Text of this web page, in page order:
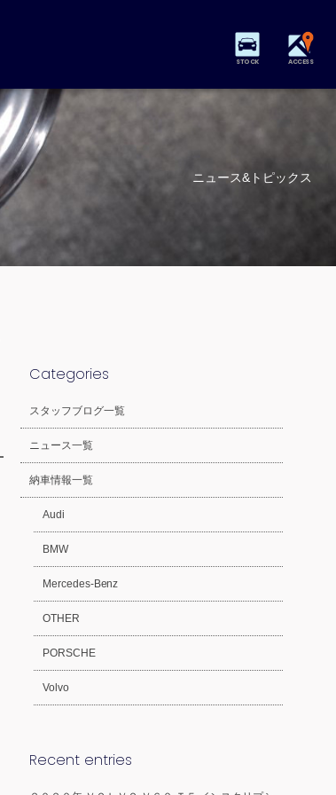
STOCK ACCESS
ニュース&トピックス
Categories
スタッフブログ一覧
ニュース一覧
納車情報一覧
Audi
BMW
Mercedes-Benz
OTHER
PORSCHE
Volvo
Recent entries